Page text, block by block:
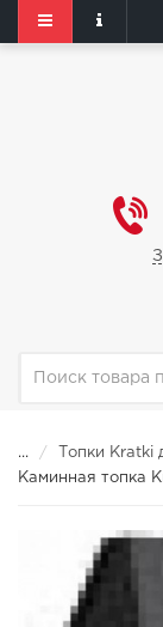
...
Топки Kratki
Каминная топка